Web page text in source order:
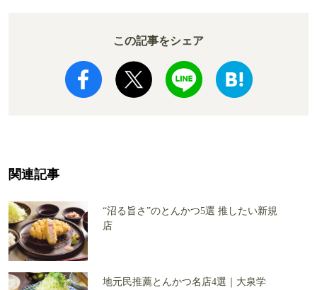
この記事をシェア
関連記事
“沼る旨さ”のとんかつ5選 推したい新規
店
地元民推薦とんかつ名店4選｜大泉学